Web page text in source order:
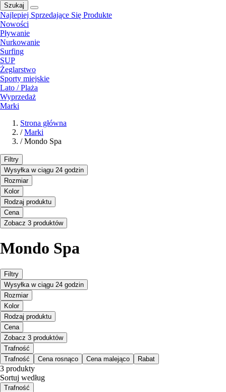
Szukaj
Najlepiej Sprzedające Się Produkte
Nowości
Pływanie
Nurkowanie
Surfing
SUP
Żeglarstwo
Sporty miejskie
Lato / Plaża
Wyprzedaż
Marki
Strona główna
/ Marki
/ Mondo Spa
Filtry
Wysyłka w ciągu 24 godzin
Rozmiar
Kolor
Rodzaj produktu
Cena
Zobacz 3 produktów
Mondo Spa
Filtry
Wysyłka w ciągu 24 godzin
Rozmiar
Kolor
Rodzaj produktu
Cena
Zobacz 3 produktów
Trafność
Trafność
Cena rosnąco Cena malejąco Rabat
3 produkty
Sortuj według
Trafność